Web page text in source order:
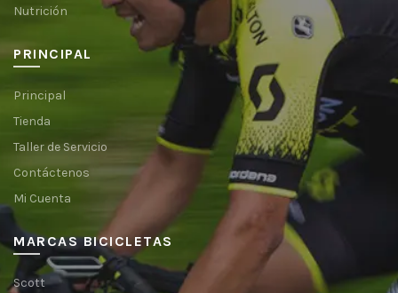
Nutrición
PRINCIPAL
Principal
Tienda
Taller de Servicio
Contáctenos
Mi Cuenta
MARCAS BICICLETAS
Scott